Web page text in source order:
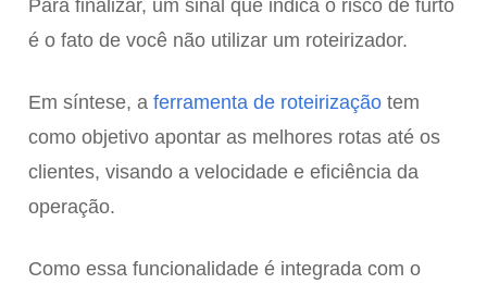
Para finalizar, um sinal que indica o risco de furto
é o fato de você não utilizar um roteirizador.
Em síntese, a ferramenta de roteirização tem
como objetivo apontar as melhores rotas até os
clientes, visando a velocidade e eficiência da
operação.
Como essa funcionalidade é integrada com o